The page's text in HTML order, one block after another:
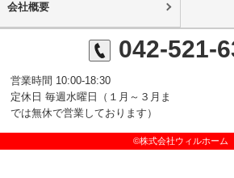
会社概要
042-521-
営業時間 10:00-18:30
定休日 毎週水曜日（１月～３月ま
では無休で営業しております）
©株式会社ウィルホーム